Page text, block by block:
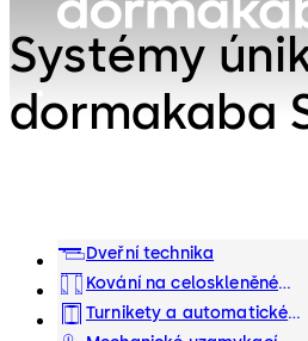
Systémy
dormakaba
Dveřní technika
Kování na celoskleněné
interiérové systémy
Turnikety a automatické